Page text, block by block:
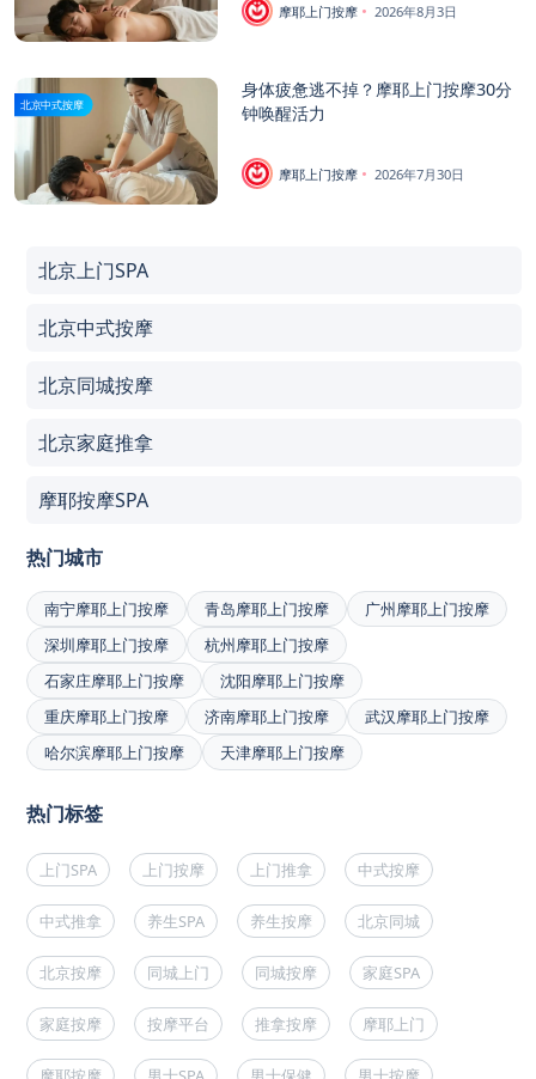
摩耶上门按摩 2026年8月3日
北京中式按摩
身体疲惫逃不掉？摩耶上门按摩30分
钟唤醒活力
摩耶上门按摩 2026年7月30日
北京上门SPA
北京中式按摩
北京同城按摩
北京家庭推拿
摩耶按摩SPA
热门城市
南宁摩耶上门按摩 青岛摩耶上门按摩
广州摩耶上门按摩
深圳摩耶上门按摩
杭州摩耶上门按摩
石家庄摩耶上门按摩
沈阳摩耶上门按摩
重庆摩耶上门按摩
济南摩耶上门按摩
武汉摩耶上门按摩
哈尔滨摩耶上门按摩
天津摩耶上门按摩
热门标签
上门SPA 上门按摩 上门推拿 中式按摩
中式推拿 养生SPA 养生按摩 北京同城
北京按摩 同城上门 同城按摩 家庭SPA
家庭按摩 按摩平台 推拿按摩 摩耶上门